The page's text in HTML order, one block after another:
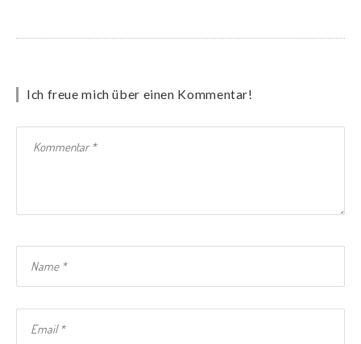
Ich freue mich über einen Kommentar!